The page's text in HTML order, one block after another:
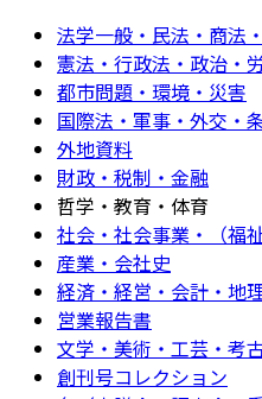
法学一般・民法・商法
憲法・行政法・政治・
都市問題・環境・災害
国際法・軍事・外交・
外地資料
財政・税制・金融
哲学・教育・体育
社会・社会事業・（福
産業・会社史
経済・経営・会計・地
営業報告書
文学・美術・工芸・考
創刊号コレクション